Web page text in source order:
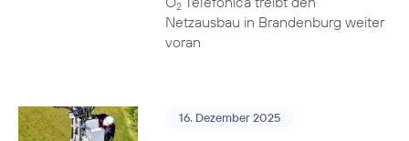
2
Netzausbau in Brandenburg weiter
voran
16. Dezember 2025